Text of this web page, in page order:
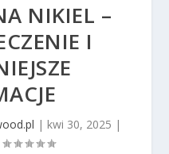
NIKIEL –
I
| kwi 30, 2025 |